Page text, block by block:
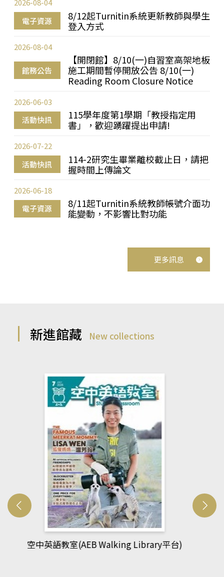
電子資源
8/12起Turnitin系統更新教師與學生
登入方式
2026-08-04
館務公告
【開閉館】8/10(一)自習室高架地板
施工期間暫停開放公告 8/10(一)
Reading Room Closure Notice
2026-08-04
活動快訊
115學年度第1學期「教授指定用
書」，歡迎踴躍提出申請!
2026-06-03
活動快訊
114-2研究生畢業離校截止日，請把
握時間上傳論文
2026-07-22
電子資源
8/11起Turnitin系統教師帳號介面功
能變動，不影響比對功能
2026-06-18
更多訊息
新進館藏 New collections
網管人(kono平台)